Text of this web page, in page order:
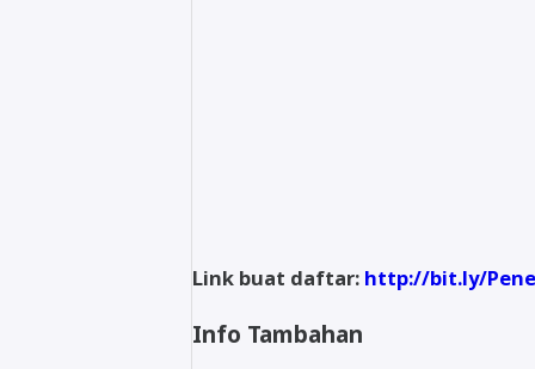
Link buat daftar: http://bit.ly/
Info Tambahan